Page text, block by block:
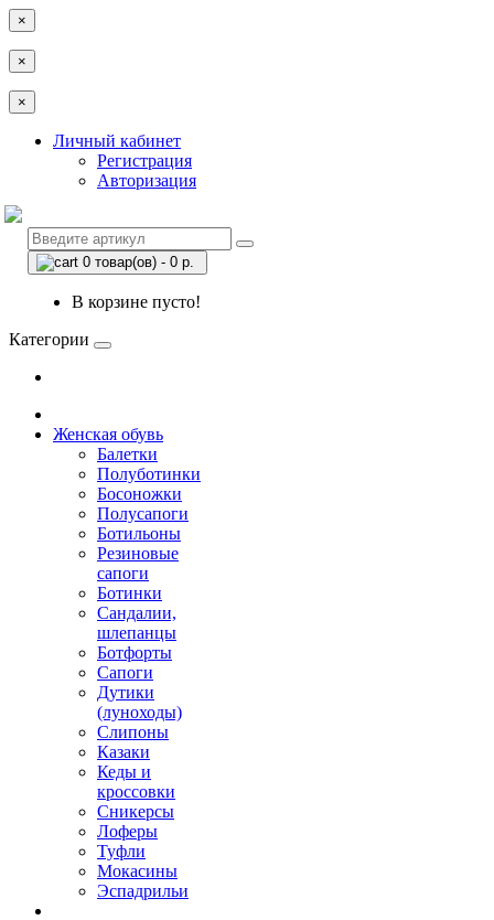
×
×
×
Личный кабинет
Регистрация
Авторизация
0 товар(ов) - 0 р.
В корзине пусто!
Категории
Женская обувь
Балетки
Полуботинки
Босоножки
Полусапоги
Ботильоны
Резиновые
сапоги
Ботинки
Сандалии,
шлепанцы
Ботфорты
Сапоги
Дутики
(луноходы)
Слипоны
Казаки
Кеды и
кроссовки
Сникерсы
Лоферы
Туфли
Мокасины
Эспадрильи